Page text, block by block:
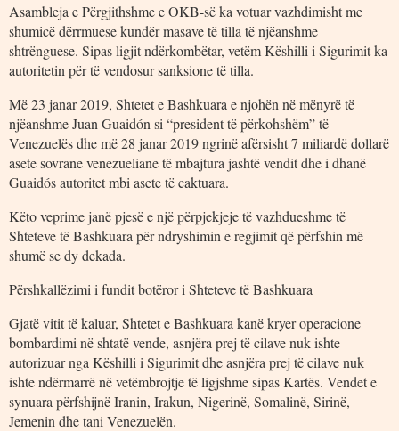
Asambleja e Përgjithshme e OKB-së ka votuar vazhdimisht me
shumicë dërrmuese kundër masave të tilla të njëanshme
shtrënguese. Sipas ligjit ndërkombëtar, vetëm Këshilli i Sigurimit ka
autoritetin për të vendosur sanksione të tilla.
Më 23 janar 2019, Shtetet e Bashkuara e njohën në mënyrë të
njëanshme Juan Guaidón si “president të përkohshëm” të
Venezuelës dhe më 28 janar 2019 ngrinë afërsisht 7 miliardë dollarë
asete sovrane venezueliane të mbajtura jashtë vendit dhe i dhanë
Guaidós autoritet mbi asete të caktuara.
Këto veprime janë pjesë e një përpjekjeje të vazhdueshme të
Shteteve të Bashkuara për ndryshimin e regjimit që përfshin më
shumë se dy dekada.
Përshkallëzimi i fundit botëror i Shteteve të Bashkuara
Gjatë vitit të kaluar, Shtetet e Bashkuara kanë kryer operacione
bombardimi në shtatë vende, asnjëra prej të cilave nuk ishte
autorizuar nga Këshilli i Sigurimit dhe asnjëra prej të cilave nuk
ishte ndërmarrë në vetëmbrojtje të ligjshme sipas Kartës. Vendet e
synuara përfshijnë Iranin, Irakun, Nigerinë, Somalinë, Sirinë,
Jemenin dhe tani Venezuelën.